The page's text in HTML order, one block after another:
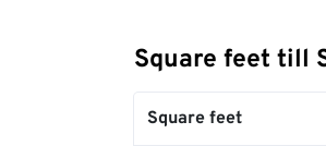
Square feet till
Square feet